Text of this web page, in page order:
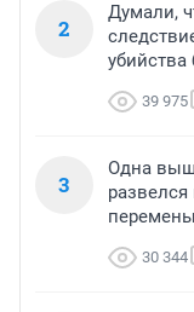
2
Думали,
39 975
3
Одна
30 344